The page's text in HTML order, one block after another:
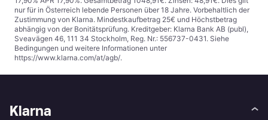
nur für in Österreich lebende Personen über 18 Jahre. Vorbehaltlich der
Zustimmung von Klarna. Mindestkaufbetrag 25€ und Höchstbetrag
abhängig von der Bonitätsprüfung. Kreditgeber: Klarna Bank AB (publ),
Sveavägen 46, 111 34 Stockholm, Reg. Nr.: 556737-0431. Siehe
Bedingungen und weitere Informationen unter
https://www.klarna.com/at/agb/.
Klarna